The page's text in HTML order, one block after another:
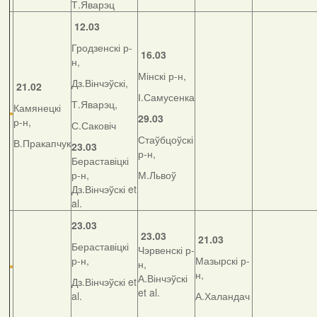
Т.Яварэц
21.02
Камянецкі
р-н,
В.Пракапчук
12.03
Гродзенскі р-
н,
Дз.Вінчэўскі,
Т.Яварэц,
С.Саковіч
23.03
Бераставіцкі
р-н,
Дз.Вінчэўскі et
al.
16.03
Мінскі р-н,
І.Самусенка
29.03
Стаўбцоўскі
р-н,
М.Львоў
23.03
Бераставіцкі
р-н,
Дз.Вінчэўскі et
al.
23.03
Чэрвенскі р-
н,
А.Вінчэўскі
et al.
21.03
Мазырскі р-
н,
А.Халандач